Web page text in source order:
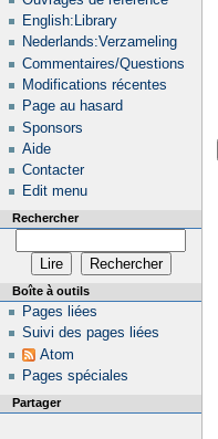
English:Library
Nederlands:Verzameling
Commentaires/Questions
Modifications récentes
Page au hasard
Sponsors
Aide
Contacter
Edit menu
Rechercher
Boîte à outils
Pages liées
Suivi des pages liées
Atom
Pages spéciales
Partager